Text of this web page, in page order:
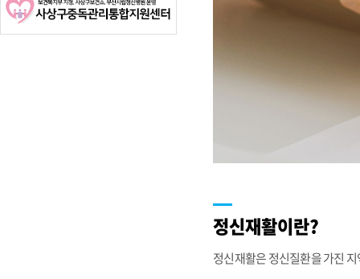
정신재활이란?
정신재활은 정신질환을 가진